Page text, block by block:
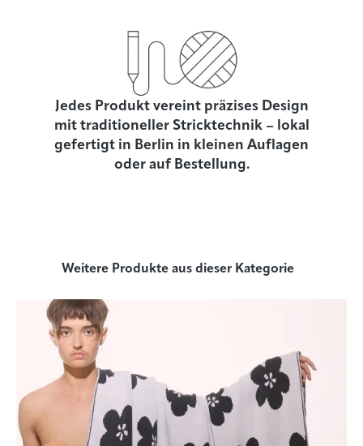
Jedes Produkt vereint präzises Design
mit traditioneller Stricktechnik – lokal
gefertigt in Berlin in kleinen Auflagen
oder auf Bestellung.
Weitere Produkte aus dieser Kategorie